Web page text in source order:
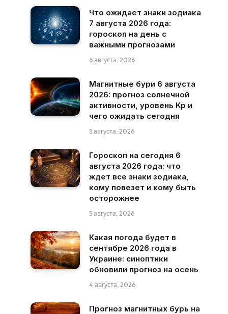
Что ожидает знаки зодиака
7 августа 2026 года:
гороскоп на день с
важными прогнозами
6 августа, 2026
Магнитные бури 6 августа
2026: прогноз солнечной
активности, уровень Kp и
чего ожидать сегодня
5 августа, 2026
Гороскоп на сегодня 6
августа 2026 года: что
ждет все знаки зодиака,
кому повезет и кому быть
осторожнее
5 августа, 2026
Какая погода будет в
сентябре 2026 года в
Украине: синоптики
обновили прогноз на осень
4 августа, 2026
Прогноз магнитных бурь на